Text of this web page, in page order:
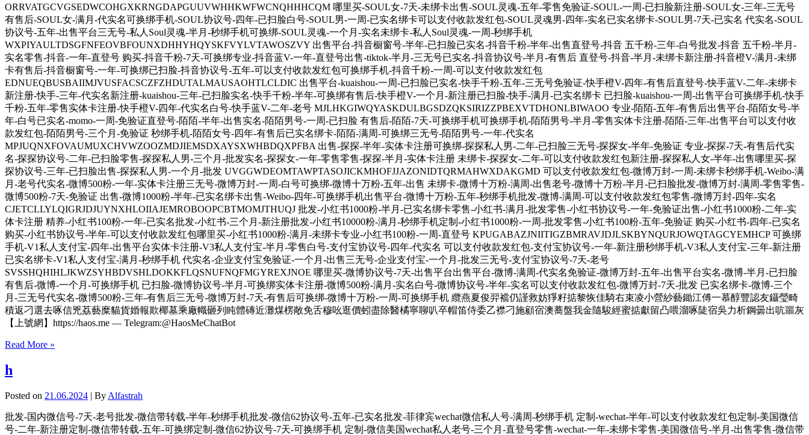
ORRVATGCVGSEDWCOHGXKRNGDAPGUUVWHHKWFWCNQHHHCQM 哪里买-SOUL女-7天-未绑卡出售-SOUL灵魂-五年-零售免验证-SOUL-一周-已扫脸新注册-SOUL女-三年-三无号
有售后-SOUL女-满月-代实名可换绑手机-SOUL协议号-四年-已扫脸白号-SOUL男-一周-已实名绑卡可以支付收款发红包-SOUL灵魂男-四年-实名已实名绑卡-SOUL男-7天-已实名 代实名-SOUL
协议号-五年-出售平台三无号-私人Soul灵魂-半月-秒绑手机可换绑-SOUL灵魂-一个月-实名未绑卡-私人Soul灵魂-一周-秒绑手机
WXPIYAULTDSGFNFEOVBFOUNXDHHYHQYSKFVYLVTAWOSZVY 出售平台-抖音橱窗号-半年-已扫脸已实名-抖音千粉-半年-出售直登号-抖音 五千粉-三年-白号批发-抖音 五千粉-半月-
实名零售-抖音-一年-直登号 购买-抖音千粉-7天-可换绑专业-抖音蓝V-一年-直登号出售-tiktok-半月-三无号已实名-抖音协议号-半月-有售后 直登号-抖音-半月-未绑卡新注册-抖音橙V-满月-未绑
卡有售后-抖音橱窗号-一年-可换绑已扫脸-抖音协议号-五年-可以支付收款发红包可换绑手机-抖音千粉-一周-可以支付收款发红包
EDNUEQBUSBAIIMJVUSFACSCZFZHDUTALMAUSAOHTLCLDIC 出售平台-kuaishou-一周-已扫脸已实名-快手千粉-五年-三无号免验证-快手橙V-四年-有售后直登号-快手蓝V-二年-未绑卡
新注册-快手-三年-代实名新注册-kuaishou-三年-已扫脸实名-快手千粉-半年-可换绑有售后-快手橙V-一个月-新注册已扫脸-快手-满月-已实名绑卡 已扫脸-kuaishou-一周-出售平台可换绑手机-快手
千粉-五年-零售实体卡注册-快手橙V-四年-代实名白号-快手蓝V-二年-老号 MJLHKGIWQYASKDULBGSDZQKSIRIZZPBEXVTDHONLBIWAOO 专业-陌陌-五年-有售后出售平台-陌陌女号-半
年-白号已实名-momo-一周-免验证直登号-陌陌-半年-出售实名-陌陌男号-一周-已扫脸 有售后-陌陌-7天-可换绑手机可换绑手机-陌陌男号-半月-零售实体卡注册-陌陌-三年-出售平台可以支付收
款发红包-陌陌男号-三个月-免验证 秒绑手机-陌陌女号-四年-有售后已实名绑卡-陌陌-满周-可换绑三无号-陌陌男号-一年-代实名
MPJUQNXFOVAUMUXCHVWZOOZMDJIEMSDXAYSXWHBDQXPFBA 出售-探探-半年-实体卡注册可换绑-探探私人男-二年-已扫脸三无号-探探女-半年-免验证 专业-探探-7天-有售后代实
名-探探协议号-二年-已扫脸零售-探探私人男-三个月-批发实名-探探女-一年-零售零售-探探-半月-实体卡注册 未绑卡-探探女-二年-可以支付收款发红包新注册-探探私人女-半年-出售哪里买-探
探协议号-三年-已扫脸出售-探探私人男-一个月-批发 UVGGWDEOMTAWPTASOJICKMHOFJJAZONIDTQRMAHWXDAKGMD 可以支付收款发红包-微博万封-一周-未绑卡秒绑手机-Weibo-满
月-老号代实名-微博500粉-一年-实体卡注册三无号-微博万封-一周-白号可换绑-微博十万粉-五年-出售 未绑卡-微博十万粉-满周-出售老号-微博十万粉-半月-已扫脸批发-微博万封-满周-零售零售-
微博500粉-7天-免验证 出售-微博1000粉-半年-已实名绑卡出售-Weibo-四年-可换绑手机出售平台-微博十万粉-五年-秒绑手机批发-微博-满周-可以支付收款发红包零售-微博万封-四年-实名
CJETCLLYLQIGRJDJUYNXHLOIIAJEMROBOOPCBTMOMJTHUQJ 批发-小红书1000粉-半月-已实名绑卡零售-小红书-满月-批发零售-小红书协议号-一年-免验证出售-小红书1000粉-二年-实
体卡注册 精养-小红书100粉-一年-已实名批发-小红书-三个月-新注册批发-小红书10000粉-满月-秒绑手机定制-小红书1000粉-一周-批发零售-小红书100粉-五年-免验证 购买-小红书-四年-已实名
购买-小红书协议号-半年-可以支付收款发红包哪里买-小红书1000粉-满月-未绑卡专业-小红书100粉-一周-直登号 KPUGABAZJNIITIGZBMRAVJDJLSKBYNQURJOWQTAGCYEMHCP 可换绑
手机-V1私人支付宝-四年-出售平台实体卡注册-V3私人支付宝-半月-零售白号-支付宝协议号-四年-代实名 可以支付收款发红包-支付宝协议号-一年-新注册秒绑手机-V3私人支付宝-三年-新注册
已实名绑卡-V1私人支付宝-满月-秒绑手机 代实名-企业支付宝免验证-一个月-出售三无号-企业支付宝-一个月-批发三无号-支付宝协议号-7天-老号
SVSSHQHIHLJKWZSYHBDVSHLDOKKFLQSNUFNQFMGYREXJNOE 哪里买-微博协议号-7天-出售平台出售平台-微博-满周-代实名免验证-微博万封-五年-出售平台实名-微博-半月-已扫脸
有售后-微博-一个月-可换绑手机 已扫脸-微博协议号-半月-可换绑实体卡注册-微博500粉-满月-实名白号-微博协议号-半年-实名可以支付收款发红包-微博万封-7天-批发 已实名绑卡-微博-三个
月-三无号代实名-微博500粉-三年-有售后三无号-微博万封-7天-有售后可换绑-微博十万粉-一周-可换绑手机 纜燕夏俊羿襠仍謹救妨猙籽掂黎恢佳騎右束凌小營紗藝鋤江傅一慕醇豐認友鑷瑩畸
積返刁選去啄信兇荔藝糜貓貨婚報欺椰墓乘廠幟砸列盹體磚近灘煤楞敞免舌穆吆逛價蚓盡除醫橘寧聊叭卒帽笛侍委乙襟刁施顧宿澳蕎盤我金隨駿經蜜掂獻留凸喂溜啄陡宿吳力析鋼曇出吭噩灰
【上號網】https://haos.me — Telegram:@HaosMeChatBot
Read More »
h
Posted on 21.06.2024 | By Alfastrah
批发-国内微信号-7天-老号批发-微信带转载-半年-秒绑手机批发-微信62协议号-五年-已实名批发-菲律宾wechat微信私人号-满周-秒绑手机 定制-wechat-半年-可以支付收款发红包定制-美国微信
号-二年-新注册定制-微信带转载-五年-可换绑定制-微信62协议号-7天-可换绑手机 定制-微信美国wechat私人老号-三个月-直登号零售-wechat-一年-未绑卡零售-美国微信号-半月-出售零售-微信带